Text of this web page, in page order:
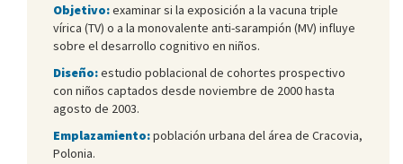
Objetivo:examinar si la exposición a la vacuna triple
vírica (TV) o a la monovalente anti-sarampión (MV) influye
sobre el desarrollo cognitivo en niños.
Diseño:estudio poblacional de cohortes prospectivo
con niños captados desde noviembre de 2000 hasta
agosto de 2003.
Emplazamiento:población urbana del área de Cracovia,
Polonia.